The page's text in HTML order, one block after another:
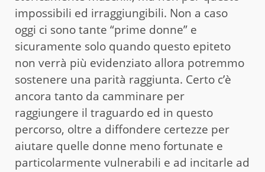
impossibili ed irraggiungibili. Non a caso
oggi ci sono tante “prime donne” e
sicuramente solo quando questo epiteto
non verrà più evidenziato allora potremmo
sostenere una parità raggiunta. Certo c’è
ancora tanto da camminare per
raggiungere il traguardo ed in questo
percorso, oltre a diffondere certezze per
aiutare quelle donne meno fortunate e
particolarmente vulnerabili e ad incitarle ad